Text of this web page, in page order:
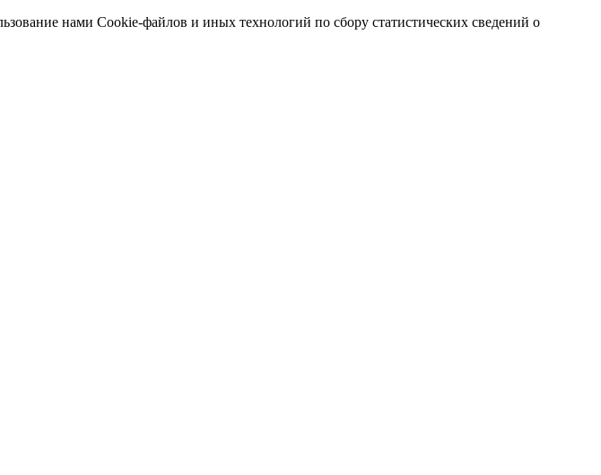
нами Cookie-файлов и иных технологий по сбору статистических сведений о